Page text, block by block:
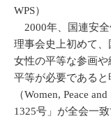
WPS）
2000年、国連安全
理事会史上初めて
女性の平等な参画
平等が必要である
（Women, Peace
1325号」が全会一